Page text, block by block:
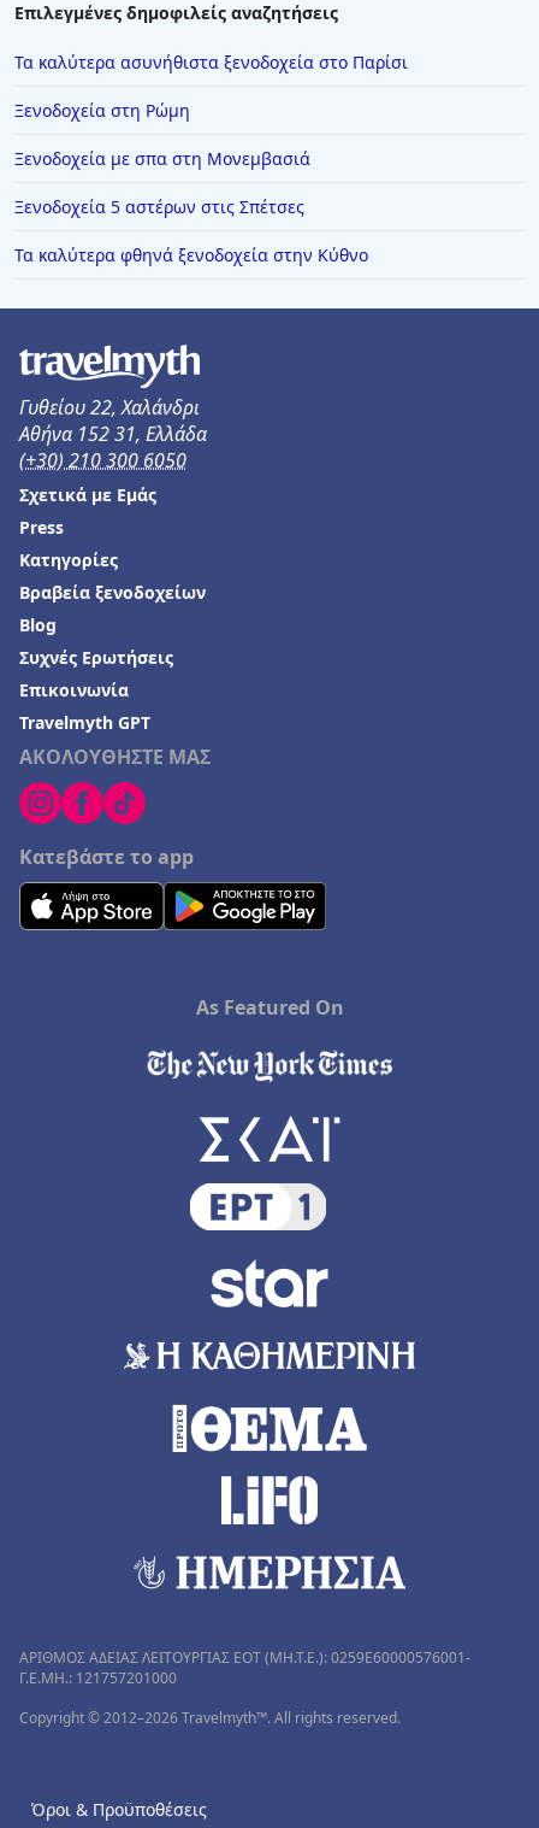
Επιλεγμένες δημοφιλείς αναζητήσεις
Τα καλύτερα ασυνήθιστα ξενοδοχεία στο Παρίσι
Ξενοδοχεία στη Ρώμη
Ξενοδοχεία με σπα στη Μονεμβασιά
Ξενοδοχεία 5 αστέρων στις Σπέτσες
Τα καλύτερα φθηνά ξενοδοχεία στην Κύθνο
Γυθείου 22, Χαλάνδρι
Αθήνα 152 31, Ελλάδα
(+30) 210 300 6050
ΑΚΟΛΟΥΘΗΣΤΕ ΜΑΣ
Κατεβάστε το app
Σχετικά με Εμάς
Press
Κατηγορίες
Βραβεία ξενοδοχείων
Blog
Συχνές Ερωτήσεις
Επικοινωνία
Travelmyth GPT
As Featured On
ΑΡΙΘΜΟΣ ΑΔΕΙΑΣ ΛΕΙΤΟΥΡΓΙΑΣ ΕΟΤ (MH.T.E.): 0259Ε60000576001-
Γ.Ε.ΜΗ.: 121757201000
Copyright © 2012–2026 Travelmyth™. All rights reserved.
Όροι & Προϋποθέσεις